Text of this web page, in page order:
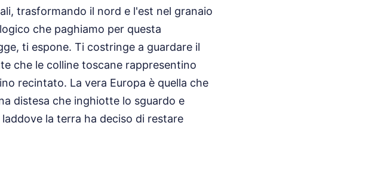
trasformando il nord e l'est nel granaio
che paghiamo per questa
ti espone. Ti costringe a guardare il
che le colline toscane rappresentino
recintato. La vera Europa è quella che
distesa che inghiotte lo sguardo e
la terra ha deciso di restare